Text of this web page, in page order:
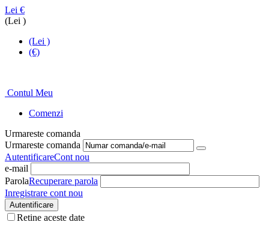
Lei €
(Lei )
(Lei )
(€)
Contul Meu
Comenzi
Urmareste comanda
Urmareste comanda
AutentificareCont nou
e-mail
ParolaRecuperare parola
Inregistrare cont nou
Autentificare
Retine aceste date